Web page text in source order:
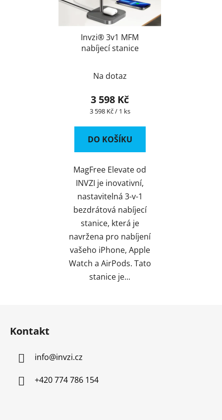
Invzi® 3v1 MFM
nabíjecí stanice
Na dotaz
3 598 Kč
Měrná
3 598 Kč / 1 ks
DO KOŠÍKU
MagFree Elevate od
INVZI je inovativní,
nastavitelná 3-v-1
bezdrátová nabíjecí
stanice, která je
navržena pro nabíjení
vašeho iPhone, Apple
Watch a AirPods. Tato
stanice je...
Kontakt
info@invzi.cz
+420 774 786 154